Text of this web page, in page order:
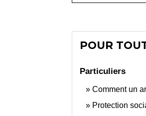
POUR
Particuliers
Comment un
Protection